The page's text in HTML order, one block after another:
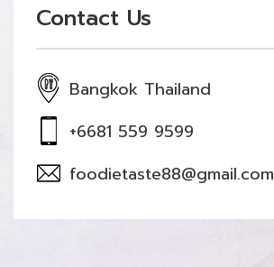
Contact Us
Bangkok Thailand
+6681 559 9599
foodietaste88@gmail.com